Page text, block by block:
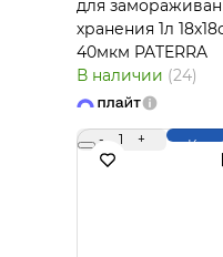
для
хранения 1л
40мкм PATERRA
В наличии (24)
- 1 +